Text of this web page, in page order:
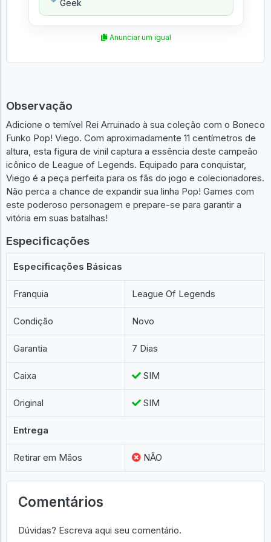
Geek
Anunciar um igual
Observação
Adicione o temível Rei Arruinado à sua coleção com o Boneco
Funko Pop! Viego. Com aproximadamente 11 centímetros de
altura, esta figura de vinil captura a essência deste campeão
icônico de League of Legends. Equipado para conquistar,
Viego é a peça perfeita para os fãs do jogo e colecionadores.
Não perca a chance de expandir sua linha Pop! Games com
este poderoso personagem e prepare-se para garantir a
vitória em suas batalhas!
Especificações
Especificações Básicas
Franquia League Of Legends
Condição Novo
Garantia 7 Dias
Caixa SIM
Original SIM
Entrega
Retirar em Mãos NÃO
Comentários
Dúvidas? Escreva aqui seu comentário.